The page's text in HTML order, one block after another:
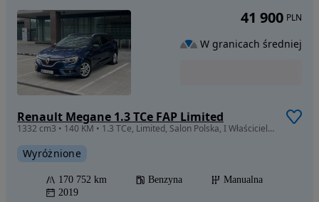
Renault Megane 1.3 TCe FAP Limited
1332 cm3 • 140 KM • 1.3 TCe, Limited, Salon Polska, I Właściciel, FV23%, Gwarancja
Wyróżnione
170 752 km Benzyna
Manualna
2019
41 900 PLN
W granicach średniej